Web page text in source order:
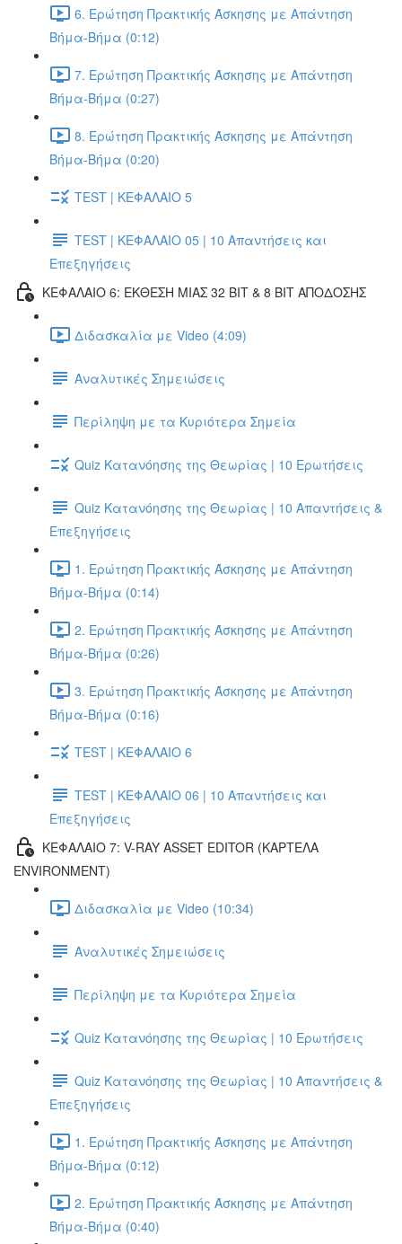
6. Ερώτηση Πρακτικής Άσκησης με Απάντηση
Βήμα-Βήμα (0:12)
7. Ερώτηση Πρακτικής Άσκησης με Απάντηση
Βήμα-Βήμα (0:27)
8. Ερώτηση Πρακτικής Άσκησης με Απάντηση
Βήμα-Βήμα (0:20)
TEST | ΚΕΦΑΛΑΙΟ 5
TEST | ΚΕΦΑΛΑΙΟ 05 | 10 Απαντήσεις και
Επεξηγήσεις
ΚΕΦΑΛΑΙΟ 6: ΕΚΘΕΣΗ ΜΙΑΣ 32 BIT & 8 BIT ΑΠΟΔΟΣΗΣ
Διδασκαλία με Video (4:09)
Αναλυτικές Σημειώσεις
Περίληψη με τα Κυριότερα Σημεία
Quiz Κατανόησης της Θεωρίας | 10 Ερωτήσεις
Quiz Κατανόησης της Θεωρίας | 10 Απαντήσεις &
Επεξηγήσεις
1. Ερώτηση Πρακτικής Άσκησης με Απάντηση
Βήμα-Βήμα (0:14)
2. Ερώτηση Πρακτικής Άσκησης με Απάντηση
Βήμα-Βήμα (0:26)
3. Ερώτηση Πρακτικής Άσκησης με Απάντηση
Βήμα-Βήμα (0:16)
TEST | ΚΕΦΑΛΑΙΟ 6
TEST | ΚΕΦΑΛΑΙΟ 06 | 10 Απαντήσεις και
Επεξηγήσεις
ΚΕΦΑΛΑΙΟ 7: V-RAY ASSET EDITOR (ΚΑΡΤΕΛΑ
ENVIRONMENT)
Διδασκαλία με Video (10:34)
Αναλυτικές Σημειώσεις
Περίληψη με τα Κυριότερα Σημεία
Quiz Κατανόησης της Θεωρίας | 10 Ερωτήσεις
Quiz Κατανόησης της Θεωρίας | 10 Απαντήσεις &
Επεξηγήσεις
1. Ερώτηση Πρακτικής Άσκησης με Απάντηση
Βήμα-Βήμα (0:12)
2. Ερώτηση Πρακτικής Άσκησης με Απάντηση
Βήμα-Βήμα (0:40)